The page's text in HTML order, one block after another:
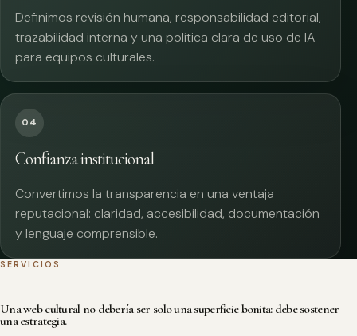
Definimos revisión humana, responsabilidad editorial,
trazabilidad interna y una política clara de uso de IA
para equipos culturales.
04
Confianza institucional
Convertimos la transparencia en una ventaja
reputacional: claridad, accesibilidad, documentación
y lenguaje comprensible.
SERVICIOS
Una web cultural no debería ser solo una superficie bonita: debe sostener
una estrategia.